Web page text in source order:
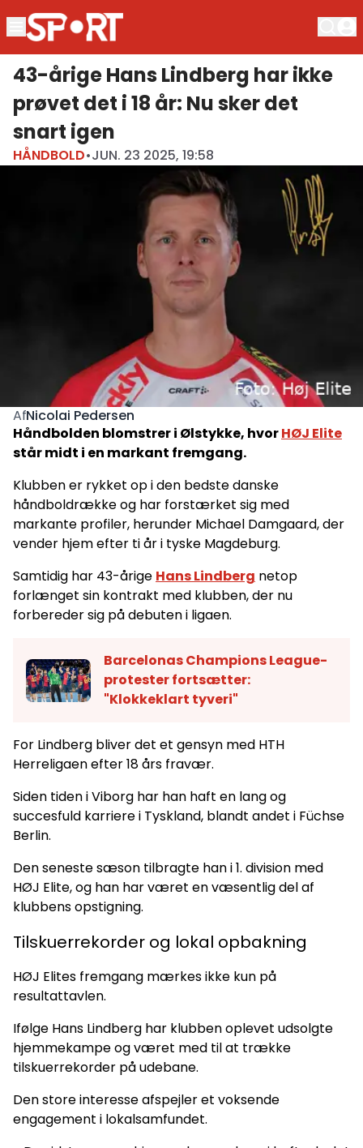
43-årige Hans Lindberg har ikke
prøvet det i 18 år: Nu sker det
snart igen
HÅNDBOLD•JUN. 23 2025, 19:58
AfNicolai Pedersen
Håndbolden blomstrer i Ølstykke, hvorHØJ Elite
står midt i en markant fremgang.
Klubben er rykket op i den bedste danske
håndboldrække og har forstærket sig med
markante profiler, herunder Michael Damgaard, der
vender hjem efter ti år i tyske Magdeburg.
Samtidig har 43-årige Hans Lindberg netop
forlænget sin kontrakt med klubben, der nu
forbereder sig på debuten i ligaen.
Barcelonas Champions League-
protester fortsætter:
"Klokkeklart tyveri"
For Lindberg bliver det et gensyn med HTH
Herreligaen efter 18 års fravær.
Siden tiden i Viborg har han haft en lang og
succesfuld karriere i Tyskland, blandt andet i Füchse
Berlin.
Den seneste sæson tilbragte han i 1. division med
HØJ Elite, og han har været en væsentlig del af
klubbens opstigning.
Tilskuerrekorder og lokal opbakning
HØJ Elites fremgang mærkes ikke kun på
resultattavlen.
Ifølge Hans Lindberg har klubben oplevet udsolgte
hjemmekampe og været med til at trække
tilskuerrekorder på udebane.
Den store interesse afspejler et voksende
engagement i lokalsamfundet.